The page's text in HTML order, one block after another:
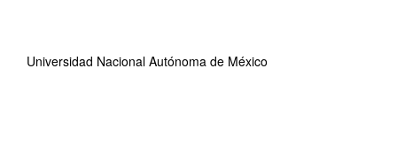
Universidad Nacional Autónoma de México